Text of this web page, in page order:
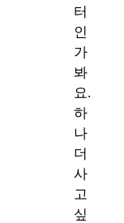
터
인
가
봐
요.
하
나
더
사
고
싶